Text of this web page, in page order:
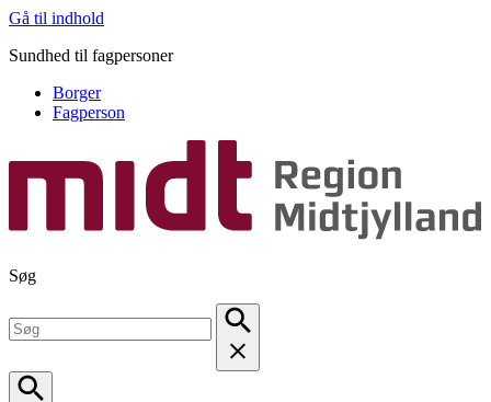
Gå til indhold
Sundhed til fagpersoner
Borger
Fagperson
Søg